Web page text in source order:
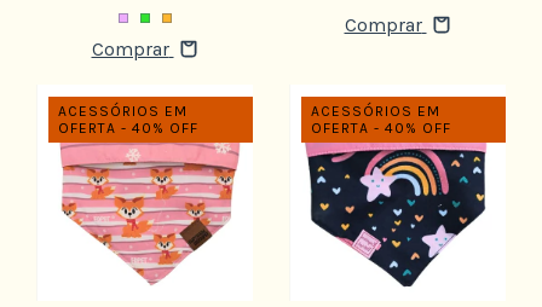
Comprar
Comprar
ACESSÓRIOS EM
OFERTA - 40% OFF
ACESSÓRIOS EM
OFERTA - 40% OFF